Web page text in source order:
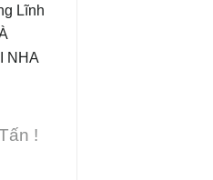
Lĩnh
NHA
!